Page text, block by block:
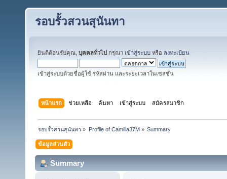
รอบรั้วสวนสุนันทา
ยินดีต้อนรับคุณ, บุคคลทั่วไป กรุณา เข้าสู่ระบบ หรือ ลงทะเบียน
เข้าสู่ระบบด้วยชื่อผู้ใช้ รหัสผ่าน และระยะเวลาในเซสชั่น
หน้าแรก ช่วยเหลือ ค้นหา เข้าสู่ระบบ สมัครสมาชิก
รอบรั้วสวนสุนันทา » Profile of Camilla37M» Summary
ข้อมูลส่วนตัว
Summary